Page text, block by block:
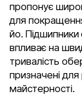
пропонує
для
йо.
впливає на
тривалість
призначені для
майстерності.